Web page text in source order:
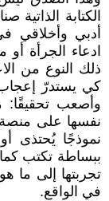
الكتابة
أدبي وأخلاقي
ادعاء الجرأة
ذلك النوع من
كي يستدرّ
وأصعب تحقيقًا:
نفسها على
نموذجًا يُحتذى
ببساطة تكتب
تجربتها إلى ما
في الواقع.